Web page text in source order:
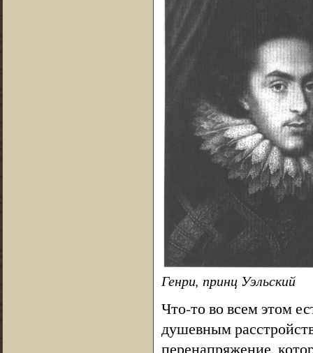
Генри, принц Уэльский
Что-то во всем этом
душевным
перенапряжение,